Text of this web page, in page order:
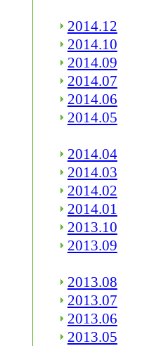
2014.12
2014.10
2014.09
2014.07
2014.06
2014.05
2014.04
2014.03
2014.02
2014.01
2013.10
2013.09
2013.08
2013.07
2013.06
2013.05